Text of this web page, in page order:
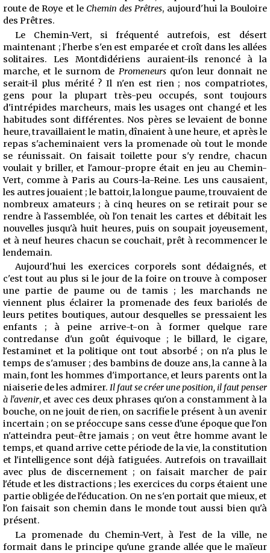
route de Roye et le Chemin des Prêtres, aujourd'hui la Bouloire
des Prêtres.
Le Chemin-Vert, si fréquenté autrefois, est désert
maintenant ; l'herbe s'en est emparée et croît dans les allées
solitaires. Les Montdidériens auraient-ils renoncé à la
marche, et le surnom de Promeneursqu'on leur donnait ne
serait-il plus mérité ? Il n'en est rien ; nos compatriotes,
gens pour la plupart très-peu occupés, sont toujours
d'intrépides marcheurs, mais les usages ont changé et les
habitudes sont différentes. Nos pères se levaient de bonne
heure, travaillaient le matin, dînaient à une heure, et après le
repas s'acheminaient vers la promenade où tout le monde
se réunissait. On faisait toilette pour s'y rendre, chacun
voulait y briller, et l'amour-propre était en jeu au Chemin-
Vert, comme à Paris au Cours-la-Reine. Les uns causaient,
les autres jouaient ; le battoir, la longue paume, trouvaient de
nombreux amateurs ; à cinq heures on se retirait pour se
rendre à l'assemblée, où l'on tenait les cartes et débitait les
nouvelles jusqu'à huit heures, puis on soupait joyeusement,
et à neuf heures chacun se couchait, prêt à recommencer le
lendemain.
Aujourd'hui les exercices corporels sont dédaignés, et
c'est tout au plus si le jour de la foire on trouve à composer
une partie de paume ou de tamis ; les marchands ne
viennent plus éclairer la promenade des feux bariolés de
leurs petites boutiques, autour desquelles se pressaient les
enfants ; à peine arrive-t-on à former quelque rare
contredanse d'un goût équivoque ; le billard, le cigare,
l'estaminet et la politique ont tout absorbé ; on n'a plus le
temps de s'amuser ; des bambins de douze ans, la canne à la
main, font les hommes d'importance, et leurs parents ont la
niaiserie de les admirer. Il faut se créer une position, il faut penser
à l'avenir, et avec ces deux phrases qu'on a constamment à la
bouche, on ne jouit de rien, on sacrifie le présent à un avenir
incertain ; on se préoccupe sans cesse d'une époque que l'on
n'atteindra peut-être jamais ; on veut être homme avant le
temps, et quand arrive cette période de la vie, la constitution
et l'intelligence sont déjà fatiguées. Autrefois on travaillait
avec plus de discernement ; on faisait marcher de pair
l'étude et les distractions ; les exercices du corps étaient une
partie obligée de l'éducation. On ne s'en portait que mieux, et
l'on faisait son chemin dans le monde tout aussi bien qu'à
présent.
La promenade du Chemin-Vert, à l'est de la ville, ne
formait dans le principe qu'une grande allée que le maïeur